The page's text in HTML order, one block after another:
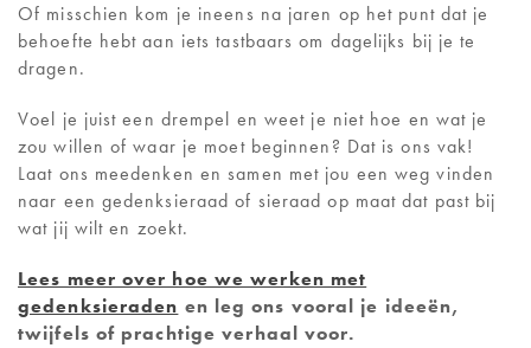
Of misschien kom je ineens na jaren op het punt dat je
behoefte hebt aan iets tastbaars om dagelijks bij je te
dragen.
Voel je juist een drempel en weet je niet hoe en wat je
zou willen of waar je moet beginnen? Dat is ons vak!
Laat ons meedenken en samen met jou een weg vinden
naar een gedenksieraad of sieraad op maat dat past bij
wat jij wilt en zoekt.
Lees meer over hoe we werken met
gedenksieraden en leg ons vooral je ideeën,
twijfels of prachtige verhaal voor.